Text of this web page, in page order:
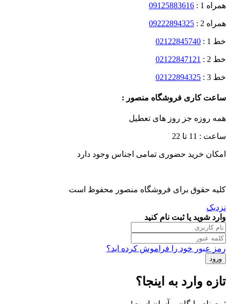
همراه 1 : 09125883616
همراه 2 : 09222894325
خط 1 : 02122845740
خط 2 : 02122847121
خط 3 : 02122894325
ساعت کاری فروشگاه منصور :
همه روزه جز روز های تعطیل
ساعت : 11 تا 22
امکان خرید حضوری تمامی اجناس وجود دارد
کلیه حقوق برای فروشگاه منصور محفوظ است
نزدیک
وارد شوید یا ثبت نام کنید
رمز عبور خود را فراموش کرده اید؟
تازه وارد به اینجا؟